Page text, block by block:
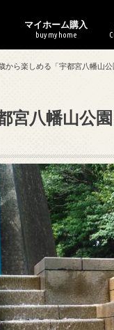
マイホーム購入
buy my home
から楽しめる「宇都宮八幡山
宮八幡山公